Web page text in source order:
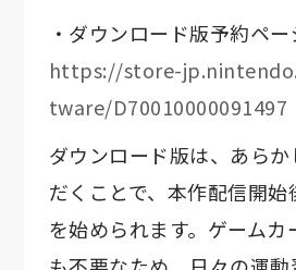
・ダウンロード版予約ペー
https://store-
tware/D70010000091497
ダウンロード版は、あら
だくことで、本作配信開始
を始められます。ゲームカ